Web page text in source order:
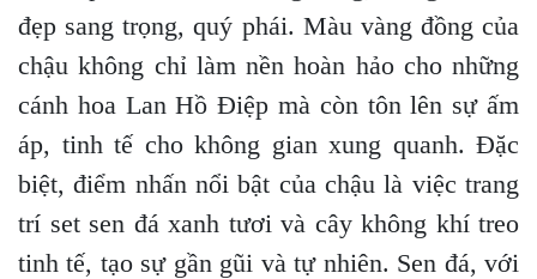
đẹp sang trọng, quý phái. Màu vàng đồng của
chậu không chỉ làm nền hoàn hảo cho những
cánh hoa Lan Hồ Điệp mà còn tôn lên sự ấm
áp, tinh tế cho không gian xung quanh. Đặc
biệt, điểm nhấn nổi bật của chậu là việc trang
trí set sen đá xanh tươi và cây không khí treo
tinh tế, tạo sự gần gũi và tự nhiên. Sen đá, với